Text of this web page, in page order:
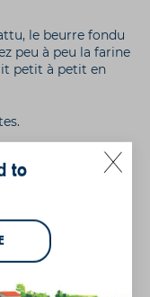
le beurre fondu
peu à peu la farine
petit à petit en
louche de pâte à
côtés jusqu’à ce
de la pâte.
to